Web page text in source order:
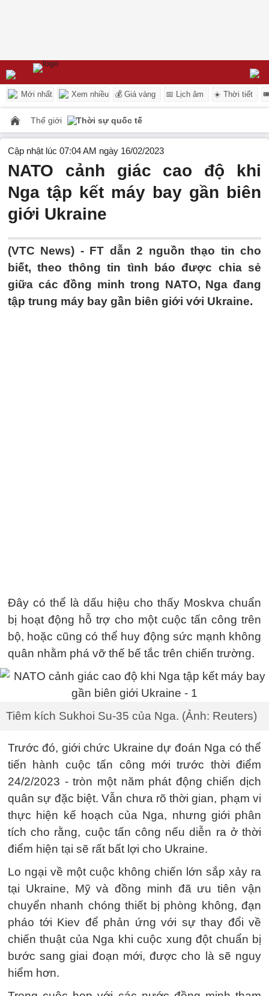
Mới nhất Xem nhiều 💰 Giá vàng 📅 Lịch âm ☀️ Thời tiết
Thế giới Thời sự quốc tế
Cập nhật lúc 07:04 AM ngày 16/02/2023
NATO cảnh giác cao độ khi
Nga tập kết máy bay gần biên
giới Ukraine
(VTC News) - FT dẫn 2 nguồn thạo tin cho
biết, theo thông tin tình báo được chia sẻ
giữa các đồng minh trong NATO, Nga đang
tập trung máy bay gần biên giới với Ukraine.
Đây có thể là dấu hiệu cho thấy Moskva chuẩn
bị hoạt động hỗ trợ cho một cuộc tấn công trên
bộ, hoặc cũng có thể huy động sức mạnh không
quân nhằm phá vỡ thế bế tắc trên chiến trường.
Tiêm kích Sukhoi Su-35 của Nga. (Ảnh: Reuters)
Trước đó, giới chức Ukraine dự đoán Nga có thể
tiến hành cuộc tấn công mới trước thời điểm
24/2/2023 - tròn một năm phát động chiến dịch
quân sự đặc biệt. Vẫn chưa rõ thời gian, phạm vi
thực hiện kế hoạch của Nga, nhưng giới phân
tích cho rằng, cuộc tấn công nếu diễn ra ở thời
điểm hiện tại sẽ rất bất lợi cho Ukraine.
Lo ngại về một cuộc không chiến lớn sắp xảy ra
tại Ukraine, Mỹ và đồng minh đã ưu tiên vận
chuyển nhanh chóng thiết bị phòng không, đạn
pháo tới Kiev để phản ứng với sự thay đổi về
chiến thuật của Nga khi cuộc xung đột chuẩn bị
bước sang giai đoạn mới, được cho là sẽ nguy
hiểm hơn.